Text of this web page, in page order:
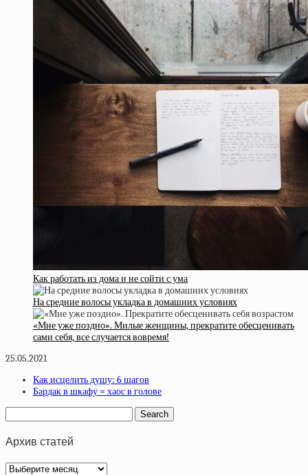
Как работать из дома и не сойти с ума
На средние волосы укладка в домашних условиях
«Мне уже поздно». Милые женщины, прекратите обесценивать
сами себя, все случается вовремя!
25.05.2021
Как исцелить душу: 6 шагов
Бардак в шкафу = хаос в голове
Архив статей
Архив